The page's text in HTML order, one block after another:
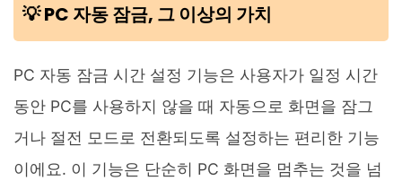
💡 PC 자동 잠금, 그 이상의 가치
PC 자동 잠금 시간 설정 기능은 사용자가 일정 시간
동안 PC를 사용하지 않을 때 자동으로 화면을 잠그
거나 절전 모드로 전환되도록 설정하는 편리한 기능
이에요. 이 기능은 단순히 PC 화면을 멈추는 것을 넘